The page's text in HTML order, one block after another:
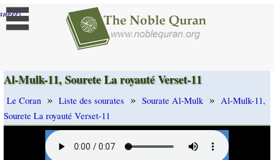
]
Al-Mulk-11, Sourete La royauté Verset-11
Le Coran » Liste des sourates » Sourate Al-Mulk » Al-Mulk-11,
Sourete La royauté Verset-11